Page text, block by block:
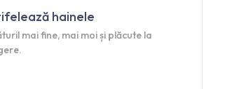
hainele
mai fine, mai moi și plăcute la